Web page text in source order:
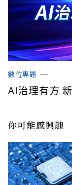
數位專題
AI治理有方
你可能感興趣